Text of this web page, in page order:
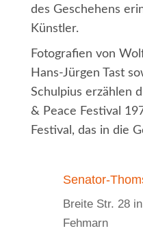
des Geschehens
Künstler.
Fotografien von
Hans-Jürgen Tast
Schulpius erzählen
& Peace Festival
Festival, das in die
Senator-
Breite Str. 28
Fehmarn